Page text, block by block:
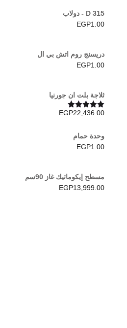
D 315 - دولاب
EGP1.00
دريسنج روم اتش بي ال
EGP1.00
ثلاجة بلت ان جورنيا
تم التقييم EGP22,436.00
وحدة حمام
EGP1.00
مسطح إيكوماتيك غاز 90سم
EGP13,999.00